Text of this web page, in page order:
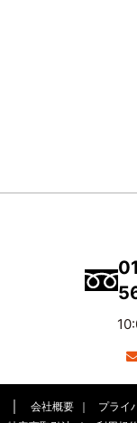
会社概要
プライ